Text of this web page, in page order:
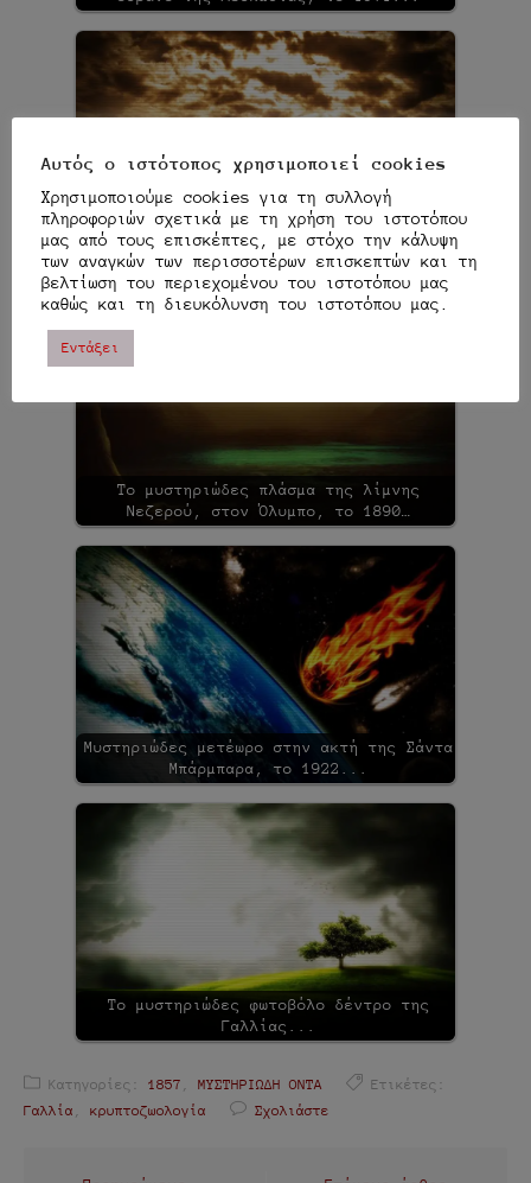
Το μυστηριώδες περιστατικό της Βαλτικής,
το 1957...
Το μυστηριώδες πλάσμα της λίμνης
Νεζερού, στον Όλυμπο, το 1890…
Μυστηριώδες μετέωρο στην ακτή της Σάντα
Μπάρμπαρα, το 1922...
Το μυστηριώδες φωτοβόλο δέντρο της
Γαλλίας...
Κατηγορίες: 1857 , ΜΥΣΤΗΡΙΩΔΗ ΟΝΤΑ
Ετικέτες:
Γαλλία , κρυπτοζωολογία Σχολιάστε
Αυτός ο ιστότοπος χρησιμοποιεί cookies
Χρησιμοποιούμε cookies για τη συλλογή
πληροφοριών σχετικά με τη χρήση του ιστοτόπου
μας από τους επισκέπτες, με στόχο την κάλυψη
των αναγκών των περισσοτέρων επισκεπτών και τη
βελτίωση του περιεχομένου του ιστοτόπου μας
καθώς και τη διευκόλυνση του ιστοτόπου μας.
Εντάξει